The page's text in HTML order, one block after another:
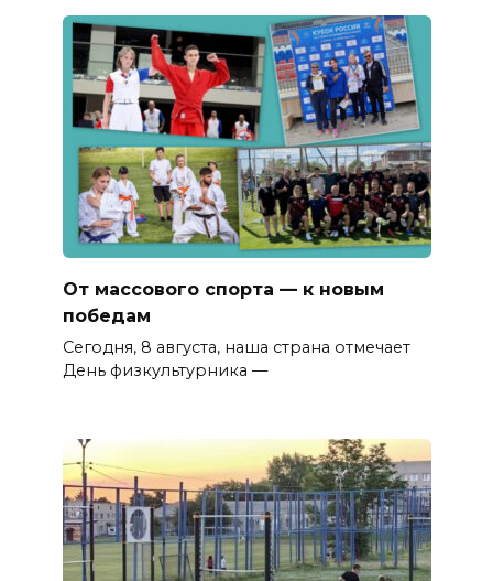
От массового спорта — к новым
победам
Сегодня, 8 августа, наша страна отмечает
День физкультурника —